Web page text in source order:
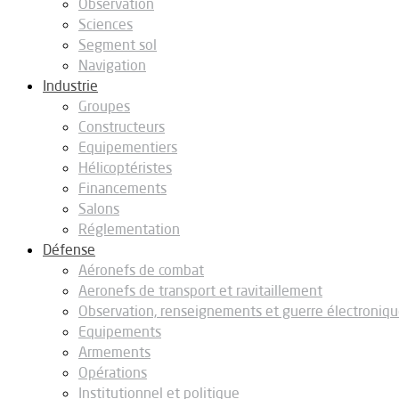
Observation
Sciences
Segment sol
Navigation
Industrie
Groupes
Constructeurs
Equipementiers
Hélicoptéristes
Financements
Salons
Réglementation
Défense
Aéronefs de combat
Aeronefs de transport et ravitaillement
Observation, renseignements et guerre
Equipements
Armements
Opérations
Institutionnel et politique